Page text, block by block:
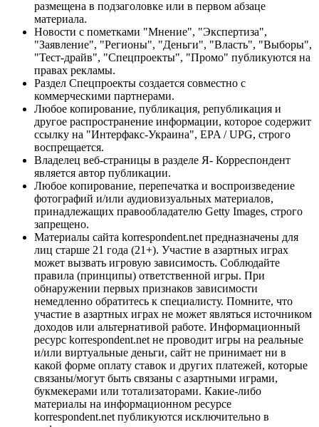
размещена в подзаголовке или в первом абзаце
материала.
Новости с пометками "Мнение", "Экспертиза",
"Заявление", "Регионы", "Деньги", "Власть", "Выборы",
"Тест-драйв", "Спецпроекты", "Промо" публикуются на
правах рекламы.
Раздел Спецпроекты создается совместно с
коммерческими партнерами.
Любое копирование, публикация, републикация и
другое распространение информации, которое содержит
ссылку на "Интерфакс-Украина", EPA / UPG, строго
воспрещается.
Владелец веб-страницы в разделе Я- Корреспондент
является автор публикации.
Любое копирование, перепечатка и воспроизведение
фотографий и/или аудиовизуальных материалов,
принадлежащих правообладателю Getty Images, строго
запрещено.
Материалы сайта korrespondent.net предназначены для
лиц старше 21 года (21+). Участие в азартных играх
может вызвать игровую зависимость. Соблюдайте
правила (принципы) ответственной игры. При
обнаружении первых признаков зависимости
немедленно обратитесь к специалисту. Помните, что
участие в азартных играх не может являться источником
доходов или альтернативой работе. Информационный
ресурс korrespondent.net не проводит игры на реальные
и/или виртуальные деньги, сайт не принимает ни в
какой форме оплату ставок и других платежей, которые
связаны/могут быть связаны с азартными играми,
букмекерами или тотализаторами. Какие-либо
материалы на информационном ресурсе
korrespondent.net публикуются исключительно в